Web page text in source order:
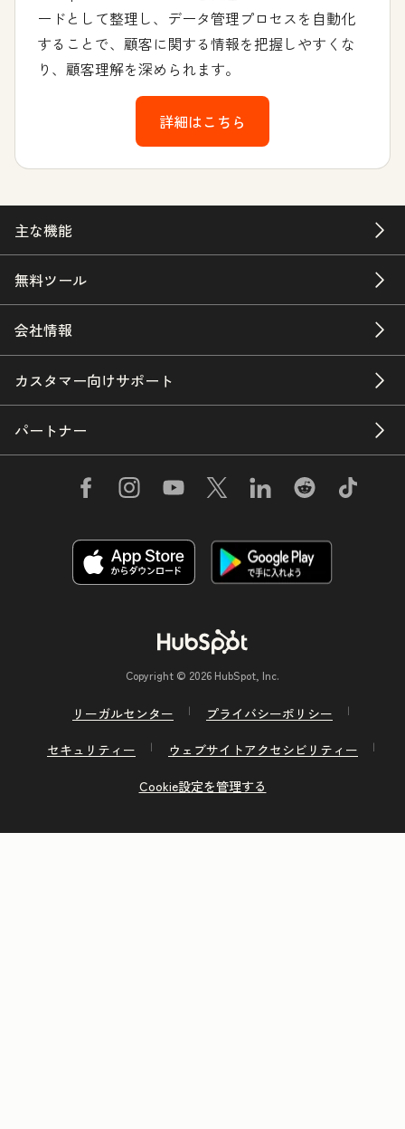
ードとして整理し、データ管理プロセスを自動化
することで、顧客に関する情報を把握しやすくな
り、顧客理解を深められます。
詳細はこちら
主な機能
無料ツール
会社情報
カスタマー向けサポート
パートナー
Copyright © 2026 HubSpot, Inc.
リーガルセンター
プライバシーポリシー
セキュリティー
ウェブサイトアクセシビリティー
Cookie設定を管理する